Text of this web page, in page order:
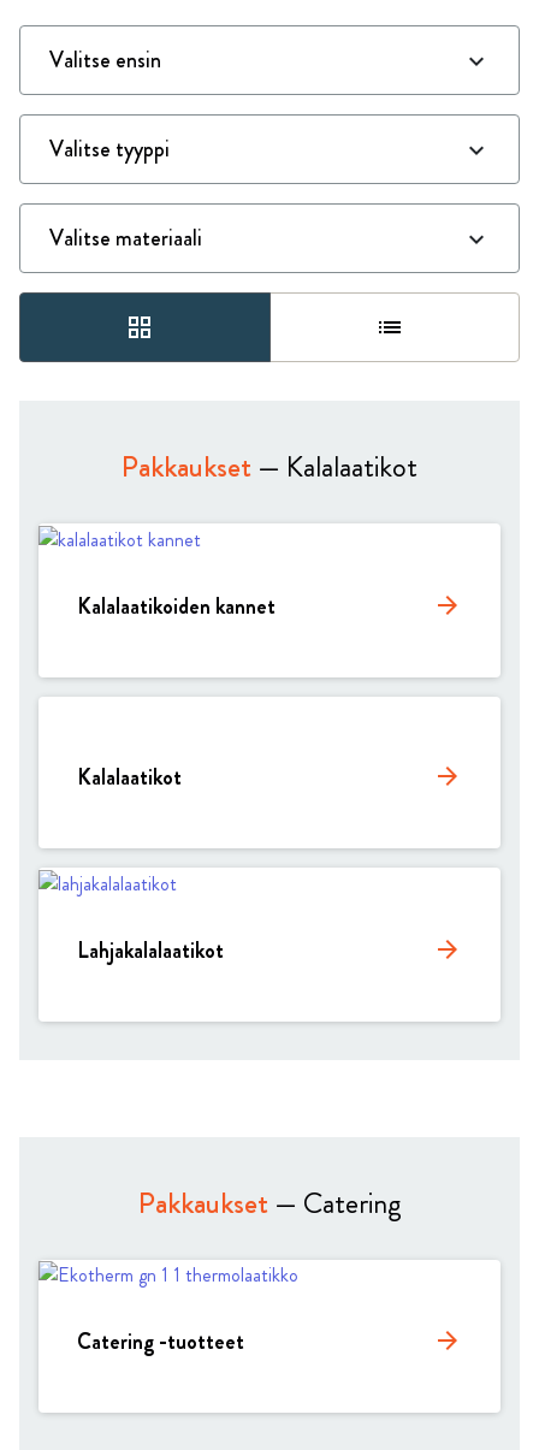
grid_view list
Pakkaukset — Kalalaatikot
Kalalaatikoiden kannet arrow_forward
Kalalaatikot arrow_forward
Lahjakalalaatikot arrow_forward
Pakkaukset— Catering
Catering -tuotteet arrow_forward